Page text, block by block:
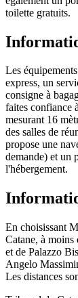
toilette gratuits.
Les
express, un
consigne à
faites confiance
mesurant 16
des salles de
propose une
demande) et un
l'hébergement.
En choisissant
Catane, à
et de Palazzo
Angelo
Les distances